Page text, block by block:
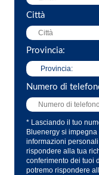
Città
Provincia:
Numero di
* Lasciando il tuo
Bluenergy si
informazioni
rispondere alla tua
conferimento dei tuoi
potremo rispondere